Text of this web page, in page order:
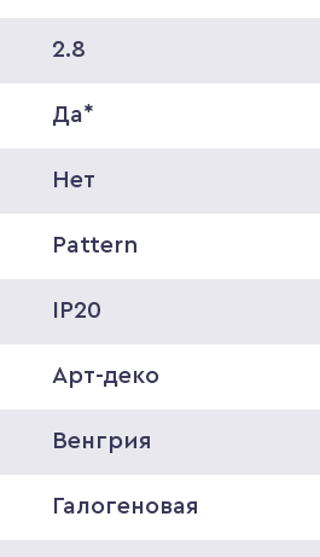
2.8
Да*
Нет
Pattern
IP20
Арт-деко
Венгрия
Галогеновая